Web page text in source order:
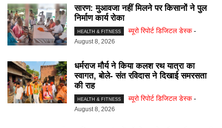
सारण: मुआवजा नहीं मिलने पर किसानों ने पुल
निर्माण कार्य रोका
HEALTH & FITNESS ब्यूरो रिपोर्ट डिजिटल डेस्क -
August 8, 2026
धर्मराज मौर्य ने किया कलश रथ यात्रा का
स्वागत, बोले- संत रविदास ने दिखाई समरसता
की राह
HEALTH & FITNESS ब्यूरो रिपोर्ट डिजिटल डेस्क -
August 8, 2026